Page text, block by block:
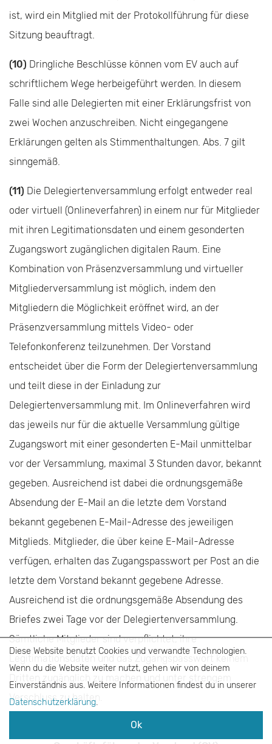
ist, wird ein Mitglied mit der Protokollführung für diese
Sitzung beauftragt.
(10) Dringliche Beschlüsse können vom EV auch auf
schriftlichem Wege herbeigeführt werden. In diesem
Falle sind alle Delegierten mit einer Erklärungsfrist von
zwei Wochen anzuschreiben. Nicht eingegangene
Erklärungen gelten als Stimmenthaltungen. Abs. 7 gilt
sinngemäß.
(11) Die Delegiertenversammlung erfolgt entweder real
oder virtuell (Onlineverfahren) in einem nur für Mitglieder
mit ihren Legitimationsdaten und einem gesonderten
Zugangswort zugänglichen digitalen Raum. Eine
Kombination von Präsenzversammlung und virtueller
Mitgliederversammlung ist möglich, indem den
Mitgliedern die Möglichkeit eröffnet wird, an der
Präsenzversammlung mittels Video- oder
Telefonkonferenz teilzunehmen. Der Vorstand
entscheidet über die Form der Delegiertenversammlung
und teilt diese in der Einladung zur
Delegiertenversammlung mit. Im Onlineverfahren wird
das jeweils nur für die aktuelle Versammlung gültige
Zugangswort mit einer gesonderten E-Mail unmittelbar
vor der Versammlung, maximal 3 Stunden davor, bekannt
gegeben. Ausreichend ist dabei die ordnungsgemäße
Absendung der E-Mail an die letzte dem Vorstand
bekannt gegebenen E-Mail-Adresse des jeweiligen
Mitglieds. Mitglieder, die über keine E-Mail-Adresse
verfügen, erhalten das Zugangspasswort per Post an die
letzte dem Vorstand bekannt gegebene Adresse.
Ausreichend ist die ordnungsgemäße Absendung des
Briefes zwei Tage vor der Delegiertenversammlung.
Sämtliche Mitglieder sind verpflichtet, ihre
Legitimationsdaten und das Zugangspasswort keinem
Verschluss zu halten.
§ 10
Diese Website benutzt Cookies und verwandte Technologien.
Wenn du die Website weiter nutzt, gehen wir von deinem
Einverständnis aus. Weitere Informationen findest du in unserer
Datenschutzerklärung.
Ok